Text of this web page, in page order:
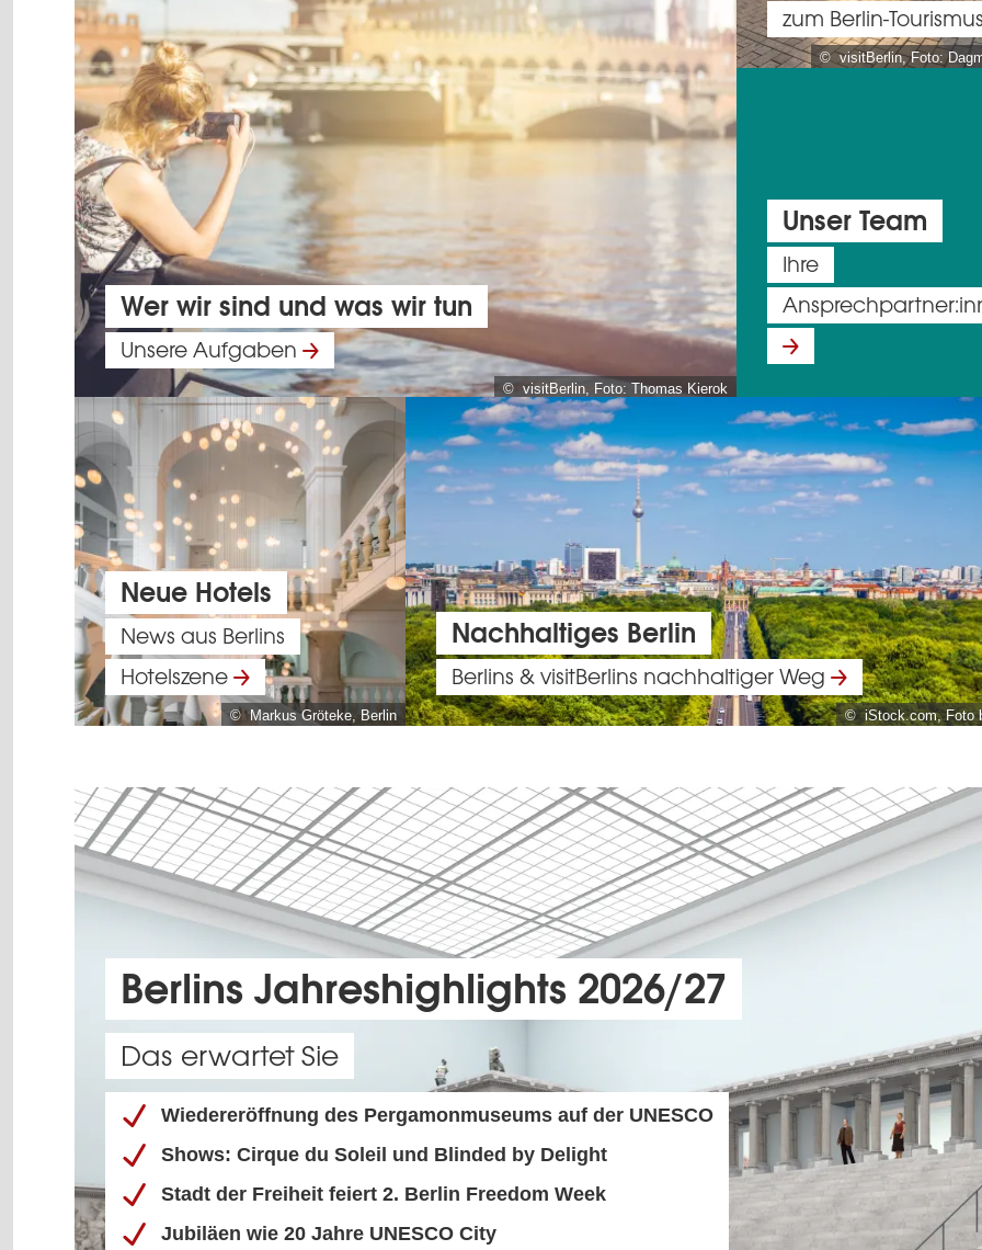
Wer wir sind und was wir tun
Unsere Aufgaben
© visitBerlin, Foto: Thomas Kierok
zum Berlin-Tourismus
© visitBerlin, Foto:
Unser Team
Ihre
© Markus Gröteke, Berlin
Neue Hotels
News aus Berlins
Hotelszene
© iStock.com, Foto
Nachhaltiges Berlin
Berlins & visitBerlins nachhaltiger Weg
Berlins Jahreshighlights 2026/27
Das erwartet Sie
Wiedereröffnung des Pergamonmuseums auf der UNESCO
Shows: Cirque du Soleil und Blinded by Delight
Stadt der Freiheit feiert 2. Berlin Freedom Week
Jubiläen wie 20 Jahre UNESCO City